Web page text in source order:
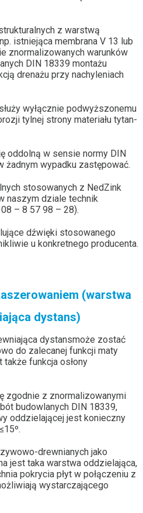
z warstwą
istniejąca membrana V 13 lub
znormalizowanych warunków
DIN 18339 montażu
drenażu przy nachyleniach
wyłącznie podwyższonemu
tylnej strony materiału tytan-
oddolną w sensie normy DIN
żadnym wypadku zastępować.
stosowanych z NedZink
naszym dziale technik
– 8 57 98 – 28).
dźwięki stosowanego
u konkretnego producenta.
(warstwa
dystans)
dystansmoże zostać
do zalecanej funkcji maty
także funkcja osłony
zgodnie z znormalizowanymi
budowlanych DIN 18339,
oddzielającej jest konieczny
drewnianych jako
jest taka warstwa oddzielająca,
pokrycia płyt w połączeniu z
wystarczającego